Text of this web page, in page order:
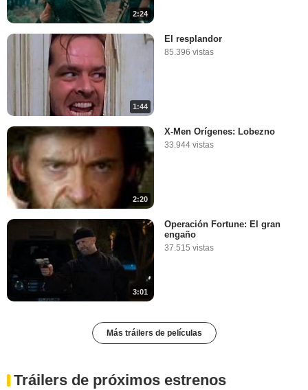
2:24
1:44
El resplandor
85.396 vistas
2:20
X-Men Orígenes: Lobezno
33.944 vistas
3:01
Operación Fortune: El gran
engaño
37.515 vistas
Más tráilers de películas
Tráilers de próximos estrenos